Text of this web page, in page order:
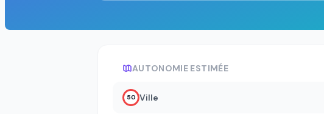
AUTONOMIE ESTIMÉE
50 Ville